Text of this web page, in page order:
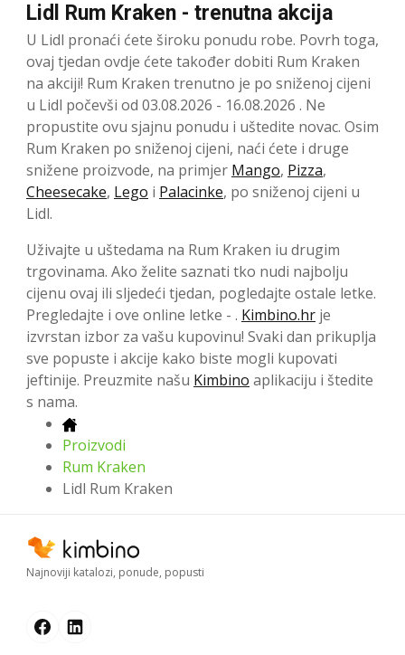
Lidl Rum Kraken - trenutna akcija
U Lidl pronaći ćete široku ponudu robe. Povrh toga,
ovaj tjedan ovdje ćete također dobiti Rum Kraken
na akciji! Rum Kraken trenutno je po sniženoj cijeni
u Lidl počevši od 03.08.2026 - 16.08.2026 . Ne
propustite ovu sjajnu ponudu i uštedite novac. Osim
Rum Kraken po sniženoj cijeni, naći ćete i druge
snižene proizvode, na primjer Mango, Pizza,
Cheesecake, Lego i Palacinke, po sniženoj cijeni u
Lidl.
Uživajte u uštedama na Rum Kraken iu drugim
trgovinama. Ako želite saznati tko nudi najbolju
cijenu ovaj ili sljedeći tjedan, pogledajte ostale letke.
Pregledajte i ove online letke - . Kimbino.hr je
izvrstan izbor za vašu kupovinu! Svaki dan prikuplja
sve popuste i akcije kako biste mogli kupovati
jeftinije. Preuzmite našu Kimbino aplikaciju i štedite
s nama.
Proizvodi
Rum Kraken
Lidl Rum Kraken
Najnoviji katalozi, ponude, popusti